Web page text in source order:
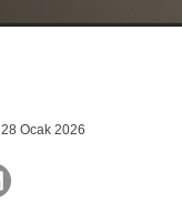
28 Ocak 2026